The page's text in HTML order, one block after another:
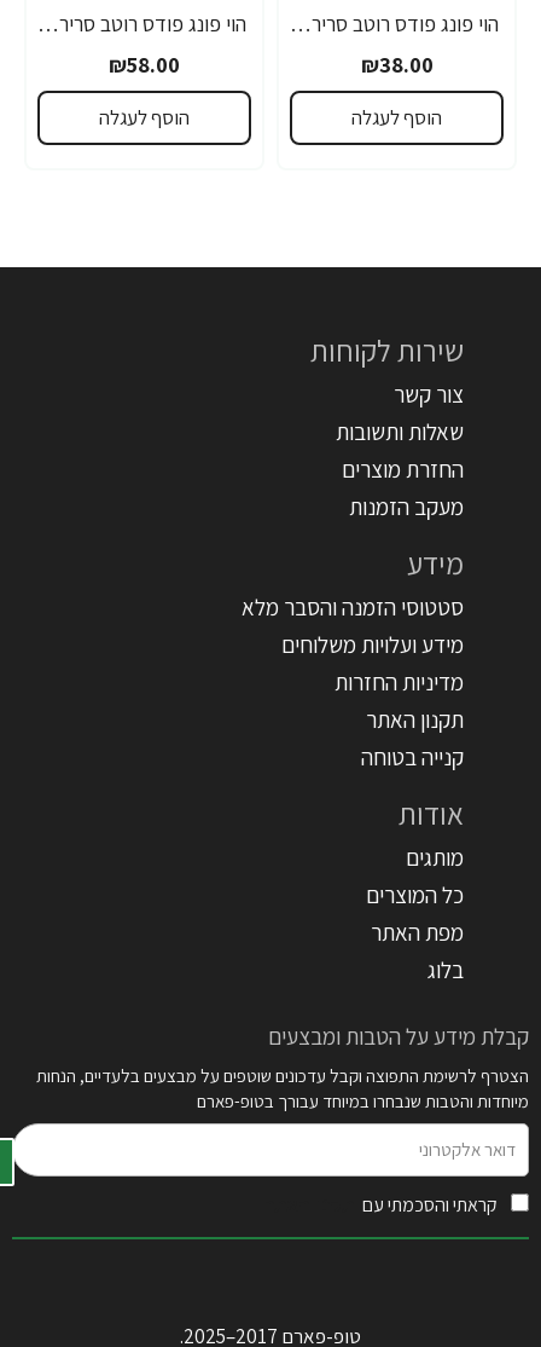
הוי פונג פודס רוטב סריראצ'ה פלפל צ'ילי חריף 435 גרם - מבית HUY FONG FOODS
₪38.00
הוסף לעגלה
הוי פונג פודס רוטב סריראצ'ה פלפל צ'ילי חריף 793 גרם - מבית HUY FONG FOODS
₪58.00
הוסף לעגלה
שירות לקוחות
צור קשר
שאלות ותשובות
החזרת מוצרים
מעקב הזמנות
מידע
סטטוסי הזמנה והסבר מלא
מידע ועלויות משלוחים
מדיניות החזרות
תקנון האתר
קנייה בטוחה
אודות
מותגים
כל המוצרים
מפת האתר
בלוג
קבלת מידע על הטבות ומבצעים
הצטרף לרשימת התפוצה וקבל עדכונים שוטפים על מבצעים בלעדיים, הנחות
מיוחדות והטבות שנבחרו במיוחד עבורך בטופ-פארם
אלקטרוני
קראתי והסכמתי עם
טופ-פארם 2017–2025.